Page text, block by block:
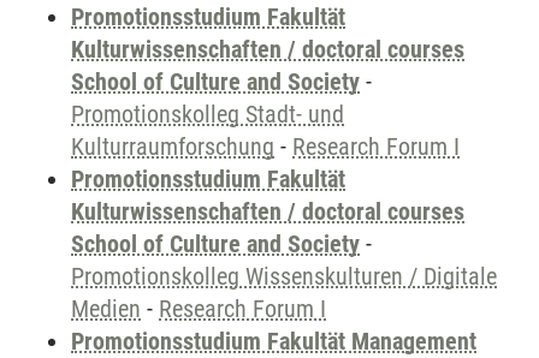
Promotionsstudium Fakultät
Kulturwissenschaften / doctoral courses
School of Culture and Society -
Promotionskolleg Stadt- und
Kulturraumforschung - Research Forum I
Promotionsstudium Fakultät
Kulturwissenschaften / doctoral courses
School of Culture and Society -
Promotionskolleg Wissenskulturen / Digitale
Medien - Research Forum I
Promotionsstudium Fakultät Management